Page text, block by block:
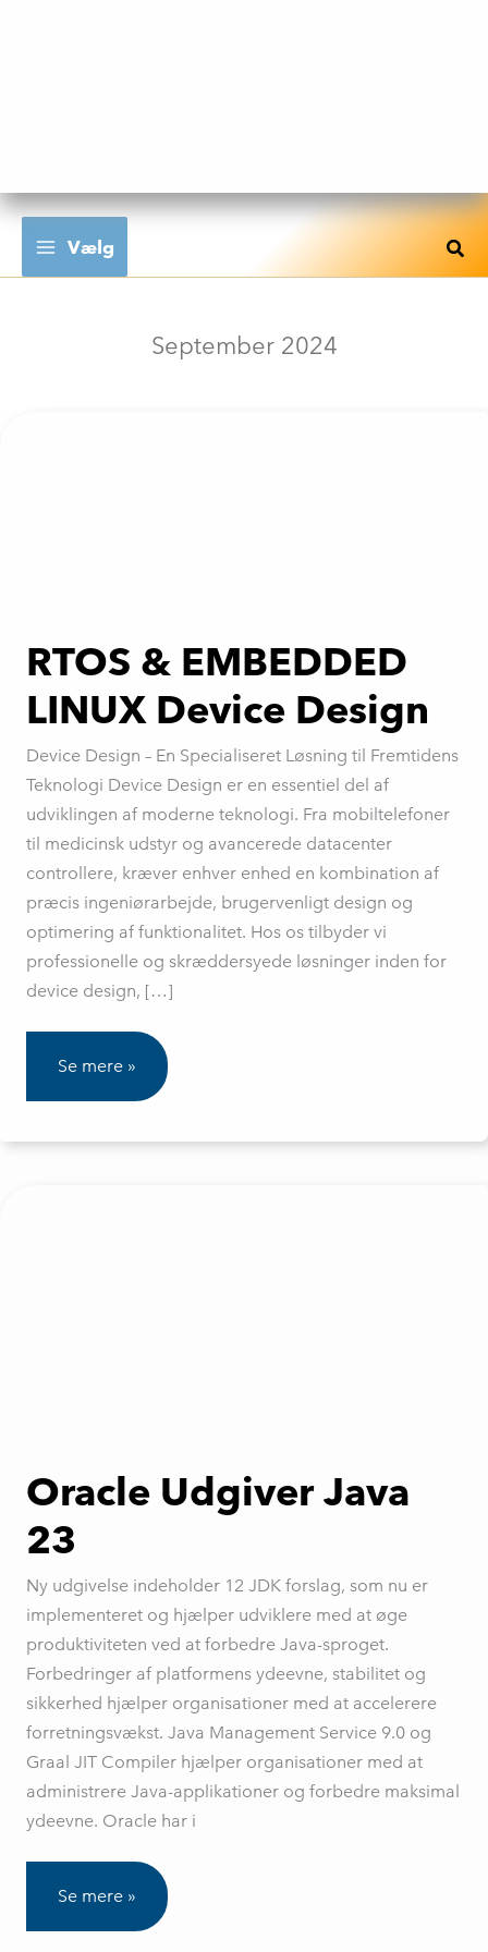
Vælg
September 2024
RTOS & EMBEDDED
LINUX Device Design
Device Design – En Specialiseret Løsning til Fremtidens
Teknologi Device Design er en essentiel del af
udviklingen af moderne teknologi. Fra mobiltelefoner
til medicinsk udstyr og avancerede datacenter
controllere, kræver enhver enhed en kombination af
præcis ingeniørarbejde, brugervenligt design og
optimering af funktionalitet. Hos os tilbyder vi
professionelle og skræddersyede løsninger inden for
device design, […]
RTOS
EMBEDDED
Se mere »
Oracle Udgiver Java
23
Ny udgivelse indeholder 12 JDK forslag, som nu er
implementeret og hjælper udviklere med at øge
produktiviteten ved at forbedre Java-sproget.
Forbedringer af platformens ydeevne, stabilitet og
sikkerhed hjælper organisationer med at accelerere
forretningsvækst. Java Management Service 9.0 og
Graal JIT Compiler hjælper organisationer med at
administrere Java-applikationer og forbedre maksimal
ydeevne. Oracle har i
Oracle
Java
Se mere »